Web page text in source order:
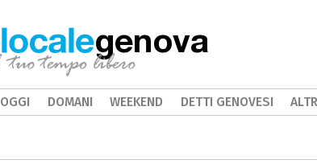
genova
OGGI DOMANI WEEKEND DETTI GENOVESI